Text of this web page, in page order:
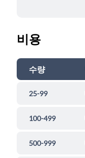
비용
수량
25-99
100-499
500-999